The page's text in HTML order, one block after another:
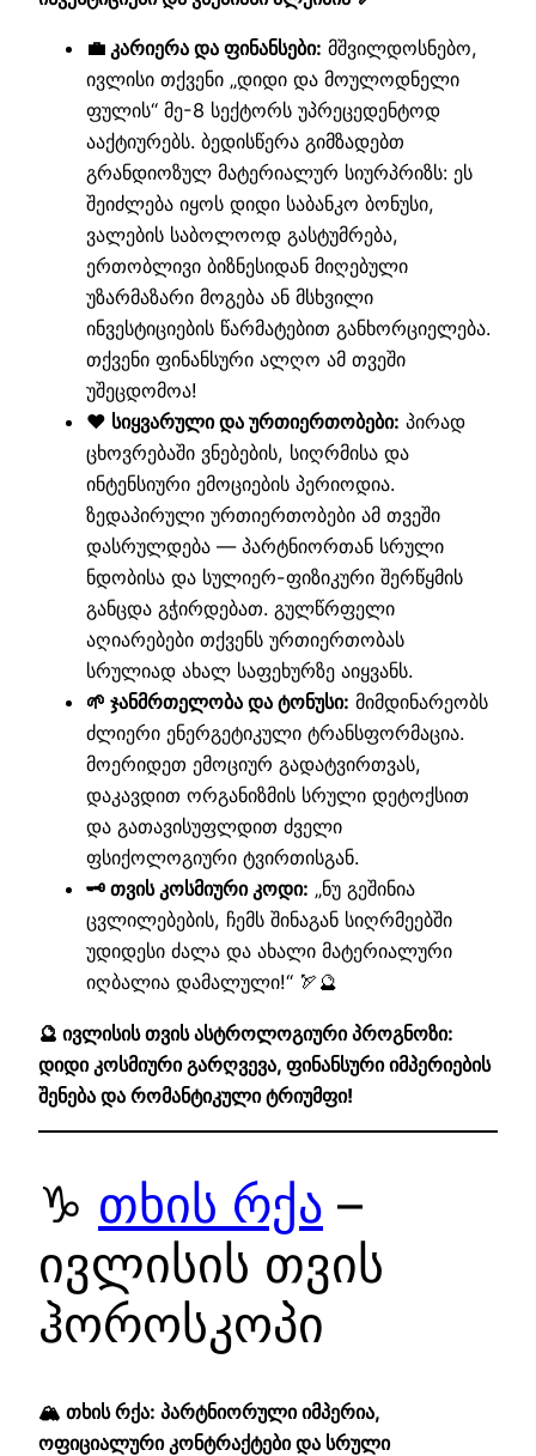
💼 კარიერა და ფინანსები: მშვილდოსნებო,
ივლისი თქვენი „დიდი და მოულოდნელი
ფულის“ მე-8 სექტორს უპრეცედენტოდ
ააქტიურებს. ბედისწერა გიმზადებთ
გრანდიოზულ მატერიალურ სიურპრიზს: ეს
შეიძლება იყოს დიდი საბანკო ბონუსი,
ვალების საბოლოოდ გასტუმრება,
ერთობლივი ბიზნესიდან მიღებული
უზარმაზარი მოგება ან მსხვილი
ინვესტიციების წარმატებით განხორციელება.
თქვენი ფინანსური ალღო ამ თვეში
უშეცდომოა!
❤️ სიყვარული და ურთიერთობები: პირად
ცხოვრებაში ვნებების, სიღრმისა და
ინტენსიური ემოციების პერიოდია.
ზედაპირული ურთიერთობები ამ თვეში
დასრულდება — პარტნიორთან სრული
ნდობისა და სულიერ-ფიზიკური შერწყმის
განცდა გჭირდებათ. გულწრფელი
აღიარებები თქვენს ურთიერთობას
სრულიად ახალ საფეხურზე აიყვანს.
🌱 ჯანმრთელობა და ტონუსი: მიმდინარეობს
ძლიერი ენერგეტიკული ტრანსფორმაცია.
მოერიდეთ ემოციურ გადატვირთვას,
დაკავდით ორგანიზმის სრული დეტოქსით
და გათავისუფლდით ძველი
ფსიქოლოგიური ტვირთისგან.
🗝️ თვის კოსმიური კოდი: „ნუ გეშინია
ცვლილებების, ჩემს შინაგან სიღრმეებში
უდიდესი ძალა და ახალი მატერიალური
იღბალია დამალული!“ 🏹🔮
🔮 ივლისის თვის ასტროლოგიური პროგნოზი:
დიდი კოსმიური გარღვევა, ფინანსური იმპერიების
შენება და რომანტიკული ტრიუმფი!
♑ თხის რქა –
ივლისის თვის
ჰოროსკოპი
🏔️ თხის რქა: პარტნიორული იმპერია,
ოფიციალური კონტრაქტები და სრული